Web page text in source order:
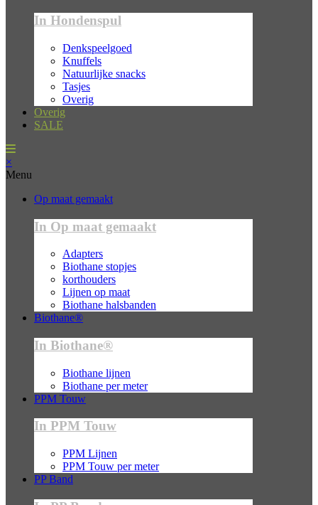
In Hondenspul
Denkspeelgoed
Knuffels
Natuurlijke snacks
Tasjes
Overig
Overig
SALE
×
Menu
Op maat gemaakt
In Op maat gemaakt
Adapters
Biothane stopjes
korthouders
Lijnen op maat
Biothane halsbanden
Biothane®
In Biothane®
Biothane lijnen
Biothane per meter
PPM Touw
In PPM Touw
PPM Lijnen
PPM Touw per meter
PP Band